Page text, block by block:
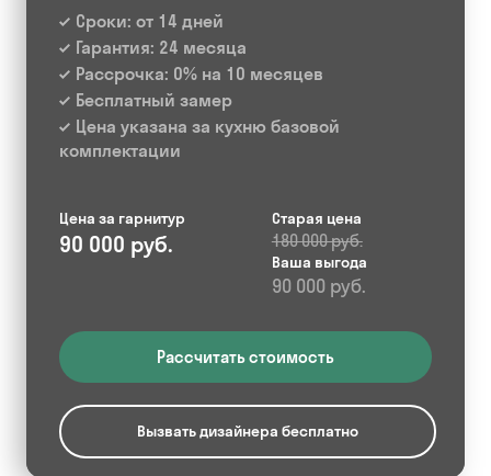
Сроки: от 14 дней
Гарантия: 24 месяца
Рассрочка: 0% на 10 месяцев
Бесплатный замер
Цена указана за кухню базовой
комплектации
Цена за гарнитур
90 000 руб.
Старая цена
180 000 руб.
Ваша выгода
90 000 руб.
Рассчитать стоимость
Вызвать дизайнера бесплатно